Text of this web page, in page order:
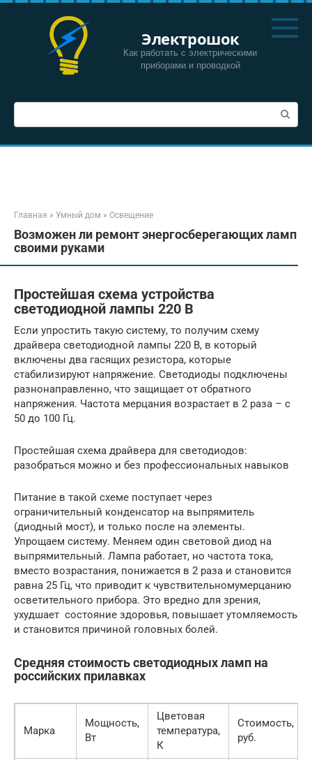
Перейти
Электрошок
Как работать с электрическими
приборами и проводкой
Поиск:
Главная » Умный дом » Освещение
Возможен ли ремонт энергосберегающих ламп
своими руками
Простейшая схема устройства
светодиодной лампы 220 В
Если упростить такую систему, то получим схему
драйвера светодиодной лампы 220 В, в который
включены два гасящих резистора, которые
стабилизируют напряжение. Светодиоды подключены
разнонаправленно, что защищает от обратного
напряжения. Частота мерцания возрастает в 2 раза – с
50 до 100 Гц.
Простейшая схема драйвера для светодиодов:
разобраться можно и без профессиональных навыков
Питание в такой схеме поступает через
ограничительный конденсатор на выпрямитель
(диодный мост), и только после на элементы.
Упрощаем систему. Меняем один световой диод на
выпрямительный. Лампа работает, но частота тока,
вместо возрастания, понижается в 2 раза и становится
равна 25 Гц, что приводит к чувствительномумерцанию
осветительного прибора. Это вредно для зрения,
ухудшает состояние здоровья, повышает утомляемость
и становится причиной головных болей.
Средняя стоимость светодиодных ламп на
российских прилавках
Марка
Мощность,
Вт
Цветовая
температура,
К
Стоимость,
руб.